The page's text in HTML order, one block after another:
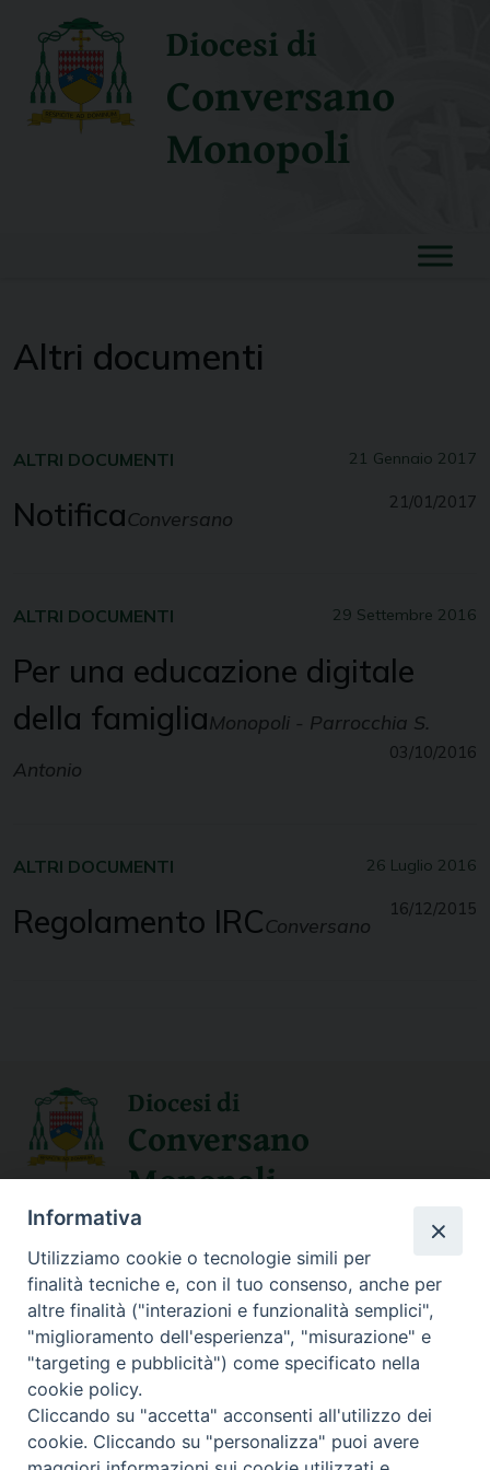
content
Diocesi di
Conversano
Monopoli
Altri documenti
21 Gennaio 2017
ALTRI DOCUMENTI
NotificaConversano
21/01/2017
29 Settembre 2016
ALTRI DOCUMENTI
Per una educazione digitale
della famigliaMonopoli - Parrocchia S.
Antonio
03/10/2016
26 Luglio 2016
ALTRI DOCUMENTI
Regolamento IRCConversano
16/12/2015
Diocesi di
Conversano
Monopoli
SEGUICI SU
Contatti
Sede Curia
70014 CONVERSANO (BA) – Via San Benedetto, 1
E-mail: curia@conversano.chiesacattolica.it
Informativa
Utilizziamo cookie o tecnologie simili per
finalità tecniche e, con il tuo consenso, anche per
altre finalità ("interazioni e funzionalità semplici",
"miglioramento dell'esperienza", "misurazione" e
"targeting e pubblicità") come specificato nella
cookie policy.
Cliccando su "accetta" acconsenti all'utilizzo dei
cookie. Cliccando su "personalizza" puoi avere